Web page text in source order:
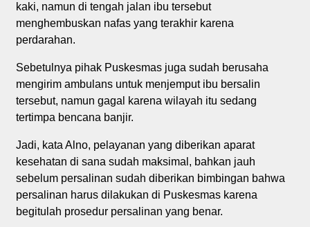
kaki, namun di tengah jalan ibu tersebut
menghembuskan nafas yang terakhir karena
perdarahan.
Sebetulnya pihak Puskesmas juga sudah berusaha
mengirim ambulans untuk menjemput ibu bersalin
tersebut, namun gagal karena wilayah itu sedang
tertimpa bencana banjir.
Jadi, kata Alno, pelayanan yang diberikan aparat
kesehatan di sana sudah maksimal, bahkan jauh
sebelum persalinan sudah diberikan bimbingan bahwa
persalinan harus dilakukan di Puskesmas karena
begitulah prosedur persalinan yang benar.